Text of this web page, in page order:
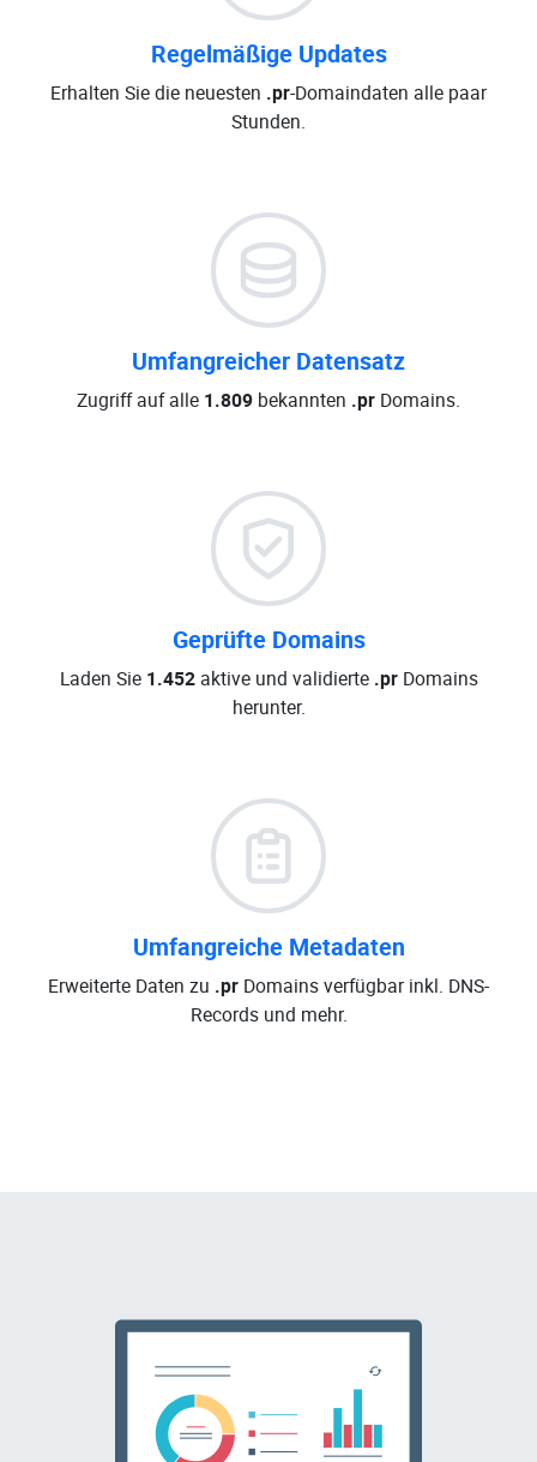
Regelmäßige Updates
Erhalten Sie die neuesten .pr-Domaindaten alle paar
Stunden.
Umfangreicher Datensatz
Zugriff auf alle 1.809 bekannten .pr Domains.
Geprüfte Domains
Laden Sie 1.452aktive und validierte .prDomains
herunter.
Umfangreiche Metadaten
Erweiterte Daten zu .pr Domains verfügbar inkl. DNS-
Records und mehr.